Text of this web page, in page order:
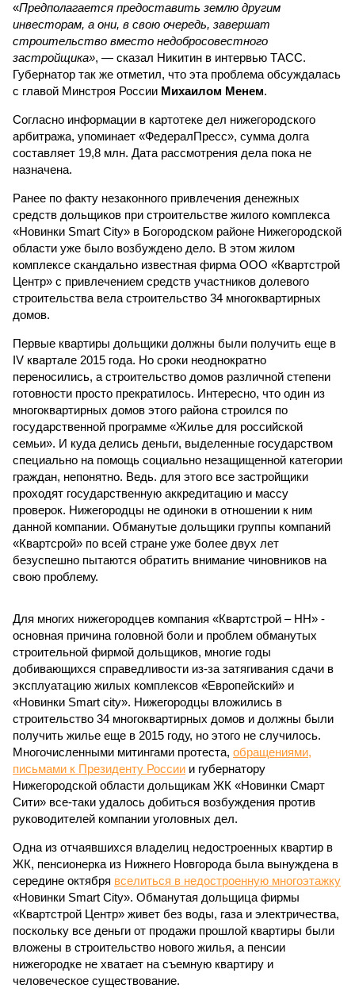
«Предполагается предоставить землю другим
инвесторам, а они, в свою очередь, завершат
строительство вместо недобросовестного
застройщика», — сказал Никитин в интервью ТАСС.
Губернатор так же отметил, что эта проблема обсуждалась
с главой Минстроя России Михаилом Менем.
Согласно информации в картотеке дел нижегородского
арбитража, упоминает «ФедералПресс», сумма долга
составляет 19,8 млн. Дата рассмотрения дела пока не
назначена.
Ранее по факту незаконного привлечения денежных
средств дольщиков при строительстве жилого комплекса
«Новинки Smart City» в Богородском районе Нижегородской
области уже было возбуждено дело. В этом жилом
комплексе скандально известная фирма ООО «Квартстрой
Центр» с привлечением средств участников долевого
строительства вела строительство 34 многоквартирных
домов.
Первые квартиры дольщики должны были получить еще в
IV квартале 2015 года. Но сроки неоднократно
переносились, а строительство домов различной степени
готовности просто прекратилось. Интересно, что один из
многоквартирных домов этого района строился по
государственной программе «Жилье для российской
семьи». И куда делись деньги, выделенные государством
специально на помощь социально незащищенной категории
граждан, непонятно. Ведь. для этого все застройщики
проходят государственную аккредитацию и массу
проверок. Нижегородцы не одиноки в отношении к ним
данной компании. Обманутые дольщики группы компаний
«Квартсрой» по всей стране уже более двух лет
безуспешно пытаются обратить внимание чиновников на
свою проблему.
Для многих нижегородцев компания «Квартстрой – НН» -
основная причина головной боли и проблем обманутых
строительной фирмой дольщиков, многие годы
добивающихся справедливости из-за затягивания сдачи в
эксплуатацию жилых комплексов «Европейский» и
«Новинки Smart city». Нижегородцы вложились в
строительство 34 многоквартирных домов и должны были
получить жилье еще в 2015 году, но этого не случилось.
Многочисленными митингами протеста, обращениями,
письмами к Президенту России и губернатору
Нижегородской области дольщикам ЖК «Новинки Смарт
Сити» все-таки удалось добиться возбуждения против
руководителей компании уголовных дел.
Одна из отчаявшихся владелиц недостроенных квартир в
ЖК, пенсионерка из Нижнего Новгорода была вынуждена в
середине октября вселиться в недостроенную многоэтажку
«Новинки Smart City». Обманутая дольщица фирмы
«Квартстрой Центр» живет без воды, газа и электричества,
поскольку все деньги от продажи прошлой квартиры были
вложены в строительство нового жилья, а пенсии
нижегородке не хватает на съемную квартиру и
человеческое существование.